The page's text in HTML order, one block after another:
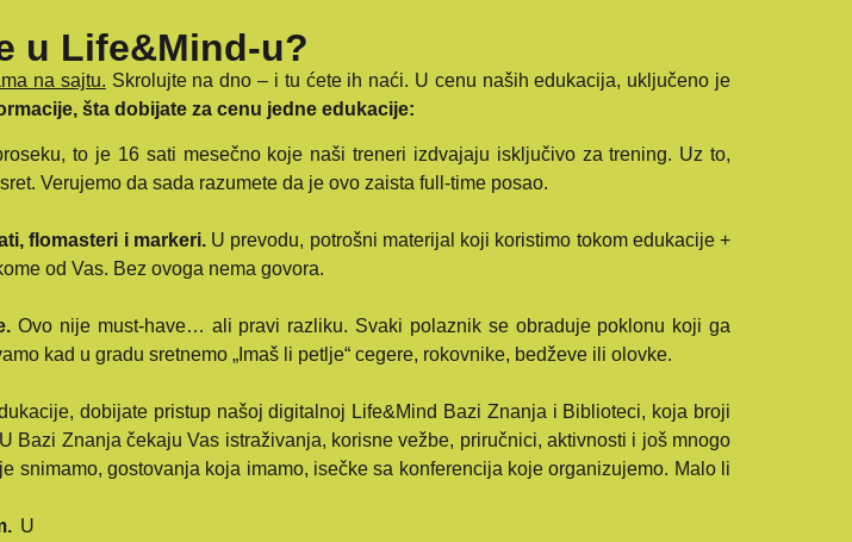
u Life&Mind-u?
na sajtu. Skrolujte na dno – i tu ćete ih naći. U cenu naših edukacija, uključeno je
šta dobijate za cenu jedne edukacije:
to je 16 sati mesečno koje naši treneri izdvajaju isključivo za trening. Uz to,
Verujemo da sada razumete da je ovo zaista full-time posao.
flomasteri i markeri.U prevodu, potrošni materijal koji koristimo tokom edukacije +
od Vas. Bez ovoga nema govora.
Ovo nije must-have… ali pravi razliku. Svaki polaznik se obraduje poklonu koji ga
kad u gradu sretnemo „Imaš li petlje“ cegere, rokovnike, bedževe ili olovke.
dobijate pristup našoj digitalnoj Life&Mind Bazi Znanja i Biblioteci, koja broji
Znanja čekaju Vas istraživanja, korisne vežbe, priručnici, aktivnosti i još mnogo
snimamo, gostovanja koja imamo, isečke sa konferencija koje organizujemo. Malo li
U